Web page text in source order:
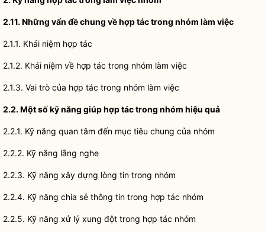
2.11. Những vấn đề chung về hợp tác trong nhóm làm việc
2.1.1. Khái niệm hợp tác
2.1.2. Khái niệm về hợp tác trong nhóm làm việc
2.1.3. Vai trò của hợp tác trong nhóm làm việc
2.2. Một số kỹ năng giúp hợp tác trong nhóm hiệu quả
2.2.1. Kỹ năng quan tâm đến mục tiêu chung của nhóm
2.2.2. Kỹ năng lắng nghe
2.2.3. Kỹ năng xây dựng lòng tin trong nhóm
2.2.4. Kỹ năng chia sẻ thông tin trong hợp tác nhóm
2.2.5. Kỹ năng xử lý xung đột trong hợp tác nhóm